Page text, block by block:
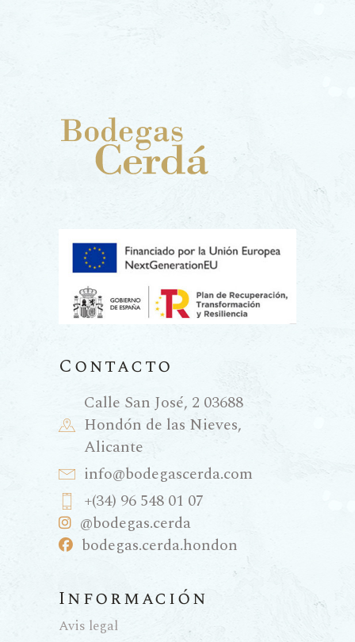
Contacto
Calle San José, 2 03688
Hondón de las Nieves,
Alicante
info@bodegascerda.com
+(34) 96 548 01 07
@bodegas.cerda
bodegas.cerda.hondon
Información
Avis legal